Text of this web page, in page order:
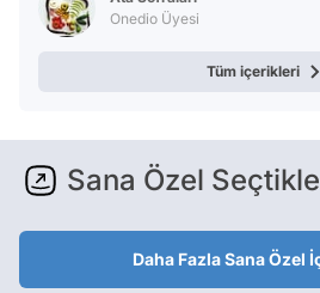
Onedio Üyesi
Tüm içerikleri
Sana Özel
Daha Fazla Sana Özel